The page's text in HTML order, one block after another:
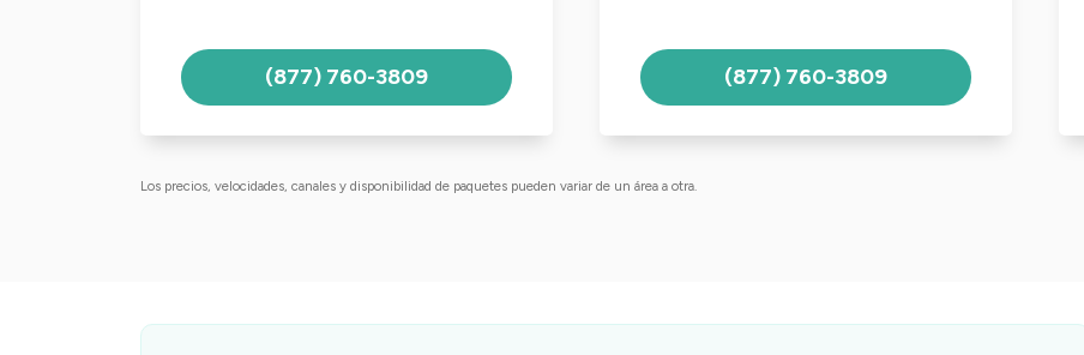
(877) 760-3809 (877) 760-3809
Los precios, velocidades, canales y disponibilidad de paquetes pueden variar de un área a otra.